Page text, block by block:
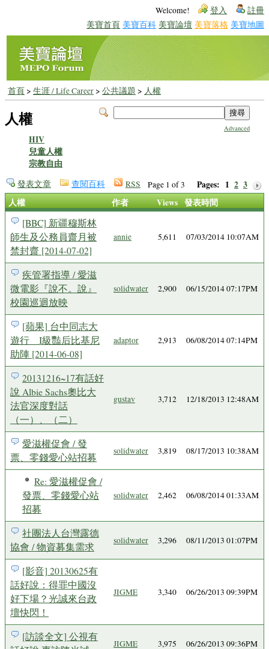
Welcome! 登入 註冊
美寶首頁 美寶百科 美寶論壇 美寶落格 美寶地圖
首頁> 生涯 / Life Career> 公共議題 > 人權
Advanced
人權
HIV
兒童人權
宗教自由
Page 1 of 3 Pages: 1 2 3
發表文章 查閱百科 RSS
人權 作者 Views 發表時間
[BBC] 新疆穆斯林
師生及公務員齋月被
禁封齋 [2014-07-02]
annie 5,611 07/03/2014 10:07AM
疾管署指導 / 愛滋
微電影『說不。說』
校園巡迴放映
solidwater 2,900 06/15/2014 07:17PM
[蘋果] 台中同志大
遊行 I級豔后比基尼
助陣 [2014-06-08]
adaptor 2,913 06/08/2014 07:14PM
20131216~17有話好
說 Albie Sachs奧比大
法官深度對話
（一）、（二）
gustav 3,712 12/18/2013 12:48AM
愛滋權促會 / 發
票、零錢愛心站招募
solidwater 3,819 08/17/2013 10:38AM
Re: 愛滋權促會 /
發票、零錢愛心站
招募
solidwater 2,462 06/08/2014 01:33AM
社團法人台灣露德
協會 / 物資募集需求
solidwater 3,296 08/11/2013 01:07PM
[影音] 20130625有
話好說：得罪中國沒
好下場？光誠來台政
壇快閃！
JIGME 3,340 06/26/2013 09:39PM
[訪談全文] 公視有
JIGME 3,975 06/26/2013 09:36PM